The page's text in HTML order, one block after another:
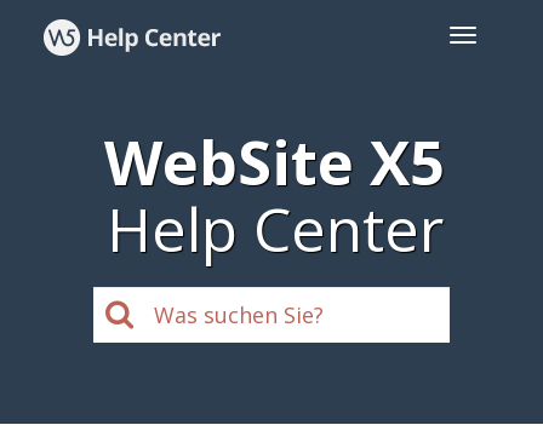
WebSite X5
Help Center